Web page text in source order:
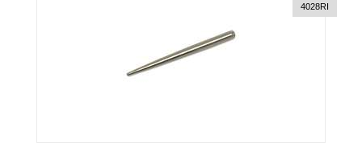
4028RI